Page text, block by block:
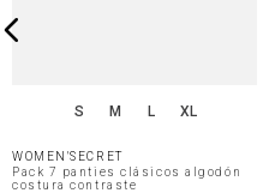
S M L XL
WOMEN'SECRET
Pack 7 panties clásicos algodón
costura contraste